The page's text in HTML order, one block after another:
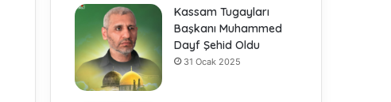
Kassam Tugayları
Başkanı Muhammed
Dayf Şehid Oldu
31 Ocak 2025